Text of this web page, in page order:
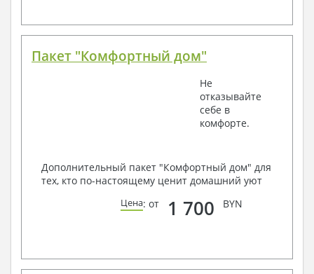
Пакет "Комфортный дом"
Не
отказывайте
себе в
комфорте.
Дополнительный пакет "Комфортный дом" для
тех, кто по-настоящему ценит домашний уют
Цена: от 1 700 BYN